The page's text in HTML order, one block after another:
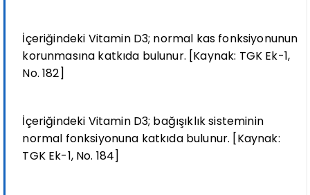
İçeriğindeki Vitamin D3; normal kas fonksiyonunun
korunmasına katkıda bulunur. [Kaynak: TGK Ek-1,
No. 182]
İçeriğindeki Vitamin D3; bağışıklık sisteminin
normal fonksiyonuna katkıda bulunur. [Kaynak:
TGK Ek-1, No. 184]